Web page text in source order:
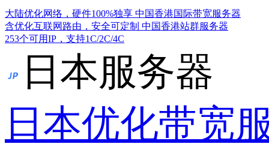
大陆优化网络，硬件100%独享 中国香港国际带宽服务器
含优化互联网路由，安全可定制 中国香港站群服务器
253个可用IP，支持1C/2C/4C
日本服务器
日本优化带宽